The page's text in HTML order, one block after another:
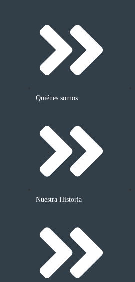
Quiénes somos
Nuestra Historia